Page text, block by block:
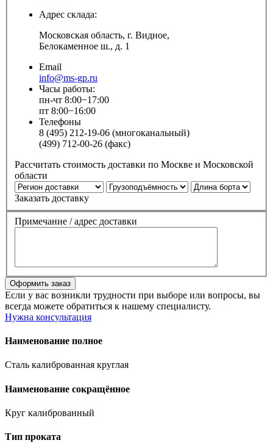
Адрес склада:
Московская область, г. Видное,
Белокаменное ш., д. 1
Email
info@ms-gp.ru
Часы работы:
пн-чт 8:00−17:00
пт 8:00−16:00
Телефоны
8 (495) 212-19-06 (многоканальный)
(499) 712-00-26 (факс)
Рассчитать стоимость доставки по Москве и Московской
области
Заказать доставку
Примечание / адрес доставки
Если у вас возникли трудности при выборе или вопросы, вы
всегда можете обратиться к нашему специалисту.
Нужна консультация
Наименование полное
Сталь калиброванная круглая
Наименование сокращённое
Круг калиброванный
Тип проката